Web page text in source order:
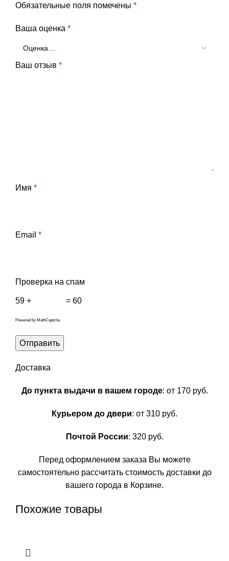
Обязательные поля помечены *
Ваша оценка *
Ваш отзыв *
Имя *
Email *
Проверка на спам
59 + = 60
Powered by MathCaptcha
Доставка
До пункта выдачи в вашем городе: от 170 руб.
Курьером до двери: от 310 руб.
Почтой России: 320 руб.
Перед оформлением заказа Вы можете
самостоятельно рассчитать стоимость доставки до
вашего города в Корзине.
Похожие товары